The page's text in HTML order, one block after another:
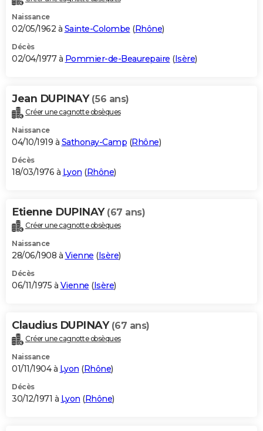
Naissance
02/05/1962 à Sainte-Colombe (Rhône)
Décès
02/04/1977 à Pommier-de-Beaurepaire (Isère)
Jean DUPINAY (56 ans)
Créer une cagnotte obsèques
Naissance
04/10/1919 à Sathonay-Camp (Rhône)
Décès
18/03/1976 à Lyon (Rhône)
Etienne DUPINAY (67 ans)
Créer une cagnotte obsèques
Naissance
28/06/1908 à Vienne (Isère)
Décès
06/11/1975 à Vienne (Isère)
Claudius DUPINAY (67 ans)
Créer une cagnotte obsèques
Naissance
01/11/1904 à Lyon (Rhône)
Décès
30/12/1971 à Lyon (Rhône)